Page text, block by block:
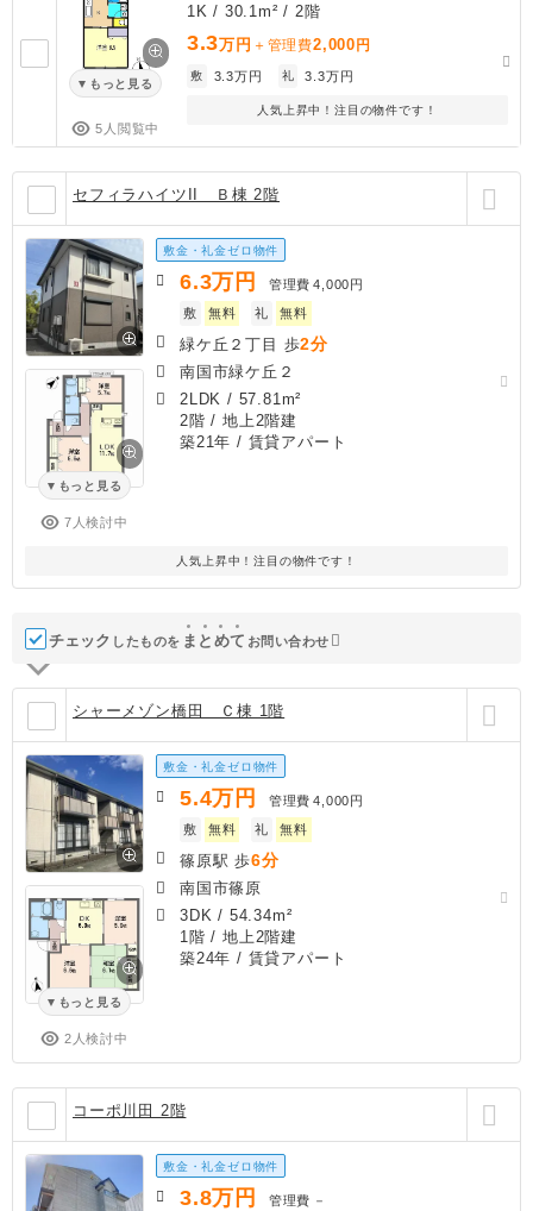
もっと見る
5人閲覧中
1K / 30.1m² / 2階
3.3万円 ＋管理費2,000 円
敷 3.3万円 礼 3.3万円
人気上昇中！注目の物件です！
セフィラハイツII Ｂ棟 2階
もっと見る
7人検討中
敷金・礼金ゼロ物件
6.3万円 管理費 4,000円
敷
無料 礼 無料
緑ケ丘２丁目 歩2分
南国市緑ケ丘２
2LDK / 57.81m²
2階 / 地上2階建
築21年 / 賃貸アパート
人気上昇中！注目の物件です！
チェック したものを ま と めて お問い合わせ
シャーメゾン橋田 Ｃ棟 1階
もっと見る
2人検討中
敷金・礼金ゼロ物件
5.4万円 管理費 4,000円
敷
無料 礼 無料
篠原駅 歩6分
南国市篠原
3DK / 54.34m²
1階 / 地上2階建
築24年 / 賃貸アパート
コーポ川田 2階
敷金・礼金ゼロ物件
3.8万円 管理費 －